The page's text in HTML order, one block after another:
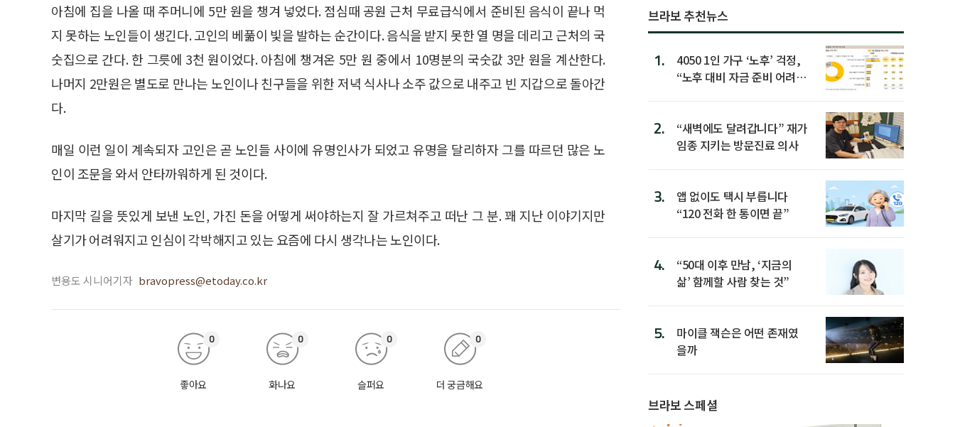
아침에 집을 나올 때 주머니에 5만 원을 챙겨 넣었다. 점심때 공원 근처 무료급식에서 준비된 음식이 끝나 먹
지 못하는 노인들이 생긴다. 고인의 베풂이 빛을 발하는 순간이다. 음식을 받지 못한 열 명을 데리고 근처의 국
숫집으로 간다. 한 그릇에 3천 원이었다. 아침에 챙겨온 5만 원 중에서 10명분의 국숫값 3만 원을 계산한다.
나머지 2만원은 별도로 만나는 노인이나 친구들을 위한 저녁 식사나 소주 값으로 내주고 빈 지갑으로 돌아간
다.
매일 이런 일이 계속되자 고인은 곧 노인들 사이에 유명인사가 되었고 유명을 달리하자 그를 따르던 많은 노
인이 조문을 와서 안타까워하게 된 것이다.
마지막 길을 뜻있게 보낸 노인, 가진 돈을 어떻게 써야하는지 잘 가르쳐주고 떠난 그 분. 꽤 지난 이야기지만
살기가 어려워지고 인심이 각박해지고 있는 요즘에 다시 생각나는 노인이다.
변용도 시니어기자 bravopress@etoday.co.kr
좋아요
0
화나요
0
슬퍼요
0
더 궁금해요
0
브라보 추천뉴스
1.
4050 1인 가구 ‘노후’ 걱정,
“노후 대비 자금 준비 어려
2.
“새벽에도 달려갑니다” 재가
임종 지키는 방문진료 의사
3.
앱 없이도 택시 부릅니다
“120 전화 한 통이면 끝”
4.
“50대 이후 만남, ‘지금의
삶’ 함께할 사람 찾는 것”
5.
마이클 잭슨은 어떤 존재였
을까
브라보 스페셜